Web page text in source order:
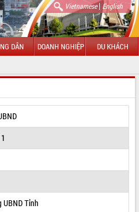
Vietnamese| English
DÂN DOANH NGHIỆP DU KHÁCH
UBND Tỉnh